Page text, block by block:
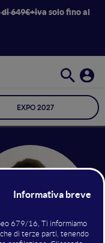
649€+ivasolo fino al
EXPO 2027